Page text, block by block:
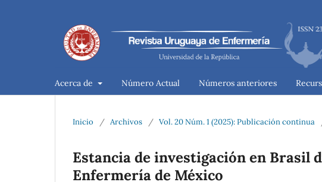
Acerca de Número Actual Números anteriores
Inicio / Archivos / Vol. 20 Núm. 1 (2025): Publicación continua
Estancia de investigación en Brasil
Enfermería de México